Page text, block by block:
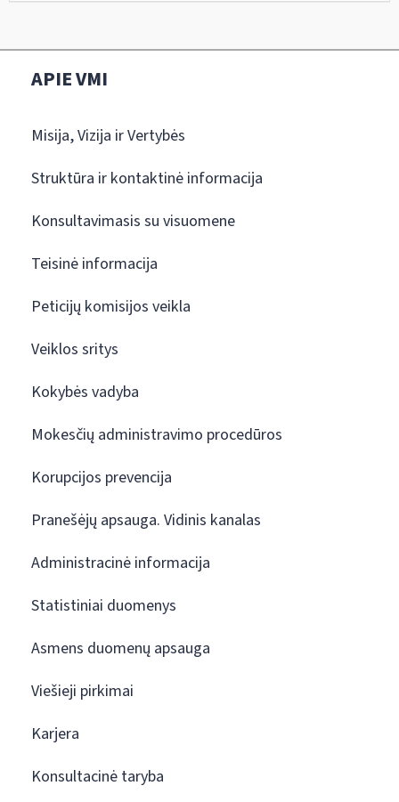
APIE VMI
Misija, Vizija ir Vertybės
Struktūra ir kontaktinė informacija
Konsultavimasis su visuomene
Teisinė informacija
Peticijų komisijos veikla
Veiklos sritys
Kokybės vadyba
Mokesčių administravimo procedūros
Korupcijos prevencija
Pranešėjų apsauga. Vidinis kanalas
Administracinė informacija
Statistiniai duomenys
Asmens duomenų apsauga
Viešieji pirkimai
Karjera
Konsultacinė taryba